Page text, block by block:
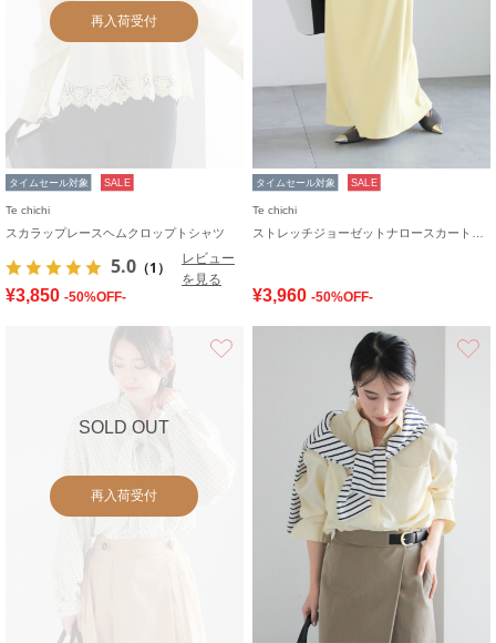
再入荷受付
タイムセール対象 SALE
Te chichi
スカラップレースヘムクロップトシャツ
5.0 （1）
レビュー
を見る
¥3,850 -50%OFF-
タイムセール対象 SALE
Te chichi
¥3,960 -50%OFF-
SOLD OUT
再入荷受付